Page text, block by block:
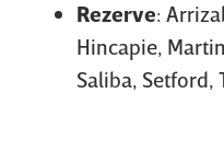
Rezerve:
Hincapie,
Saliba, Setford,